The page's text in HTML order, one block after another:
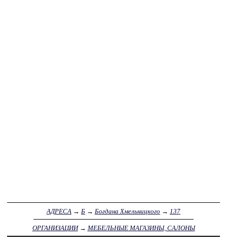
АДРЕСА → Б → Богдана Хмельницкого → 137
ОРГАНИЗАЦИИ→ МЕБЕЛЬНЫЕ МАГАЗИНЫ, САЛОНЫ